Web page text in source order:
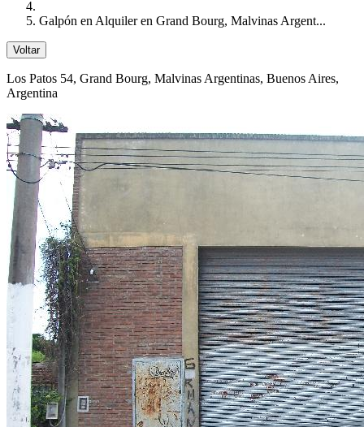
Galpón en Alquiler en Grand Bourg, Malvinas Argent...
Voltar
Los Patos 54, Grand Bourg, Malvinas Argentinas, Buenos Aires,
Argentina